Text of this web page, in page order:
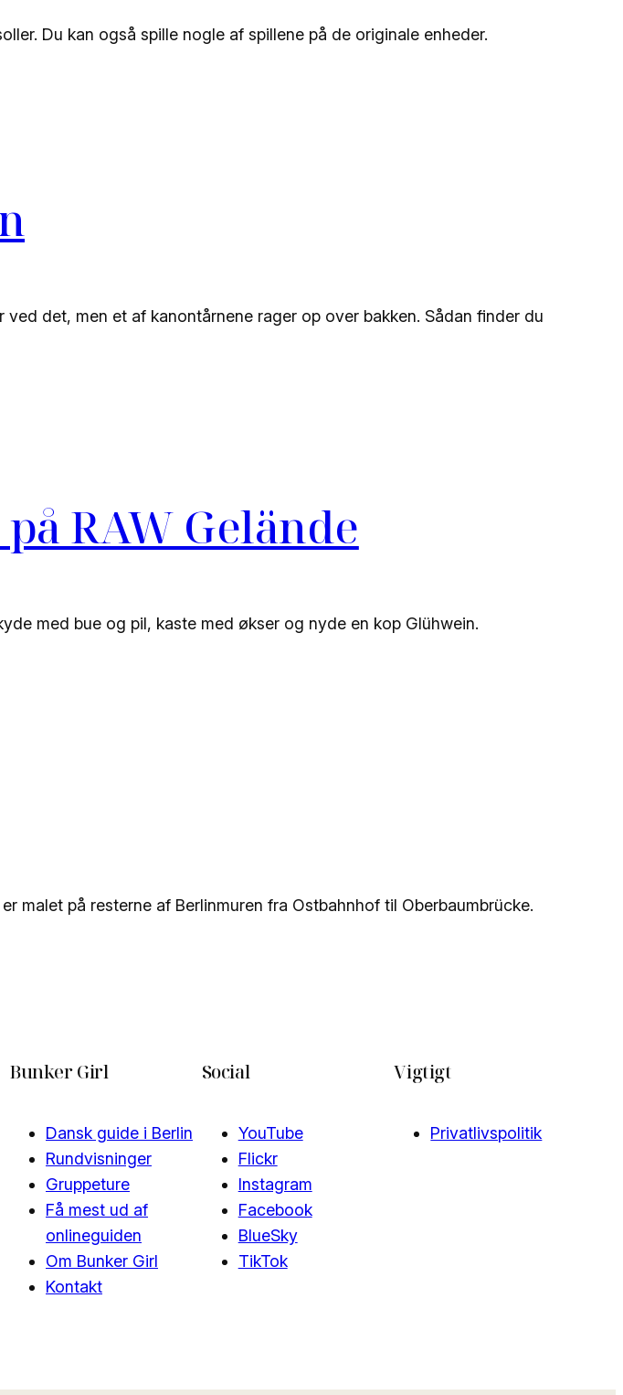
Du kan også spille nogle af spillene på de originale enheder.
det, men et af kanontårnene rager op over bakken. Sådan finder du
RAW Gelände
med bue og pil, kaste med økser og nyde en kop Glühwein.
malet på resterne af Berlinmuren fra Ostbahnhof til Oberbaumbrücke.
Bunker Girl
Dansk guide i Berlin
Rundvisninger
Gruppeture
Få mest ud af
onlineguiden
Om Bunker Girl
Kontakt
Social
YouTube
Flickr
Instagram
Facebook
BlueSky
TikTok
Vigtigt
Privatlivspolitik